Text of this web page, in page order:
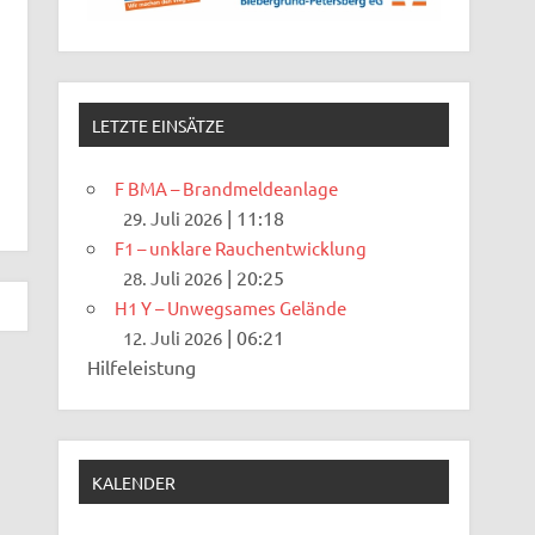
LETZTE EINSÄTZE
F BMA – Brandmeldeanlage
29. Juli 2026 | 11:18
F1 – unklare Rauchentwicklung
28. Juli 2026 | 20:25
H1 Y – Unwegsames Gelände
12. Juli 2026 |06:21
Hilfeleistung
KALENDER